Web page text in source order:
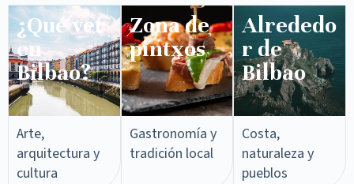
¿Qué ver
en
Bilbao?
Arte,
arquitectura y
cultura
Zona de
pintxos​
Gastronomía y
tradición local
Alrededo
r de
Bilbao
Costa,
naturaleza y
pueblos